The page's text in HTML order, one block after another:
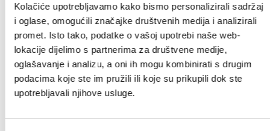
Kolačiće upotrebljavamo kako bismo personalizirali sadržaj
i oglase, omogućili značajke društvenih medija i analizirali
promet. Isto tako, podatke o vašoj upotrebi naše web-
lokacije dijelimo s partnerima za društvene medije,
oglašavanje i analizu, a oni ih mogu kombinirati s drugim
podacima koje ste im pružili ili koje su prikupili dok ste
upotrebljavali njihove usluge.
Savjet mladih Grada
Pregrade 2012.-2015.
Članovi i članice Savjeta mladih
Natalija Leskovar (predsjednica)